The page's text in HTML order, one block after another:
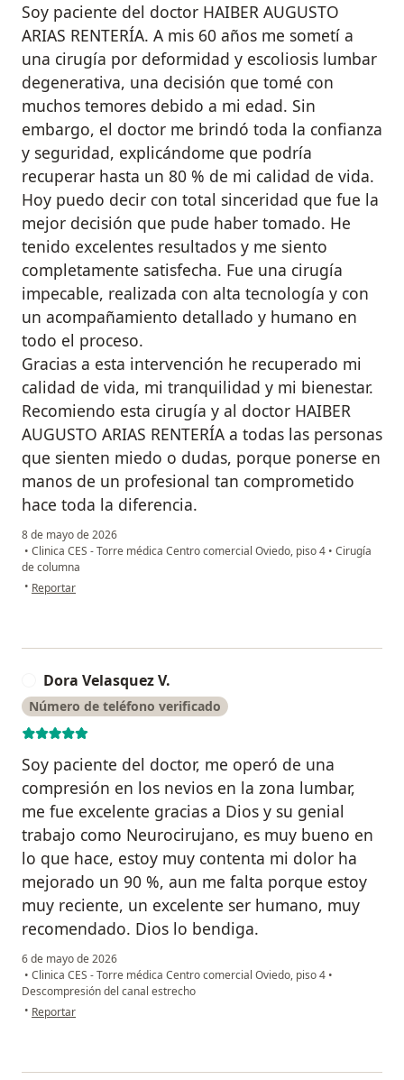
Soy paciente del doctor HAIBER AUGUSTO
ARIAS RENTERÍA. A mis 60 años me sometí a
una cirugía por deformidad y escoliosis lumbar
degenerativa, una decisión que tomé con
muchos temores debido a mi edad. Sin
embargo, el doctor me brindó toda la confianza
y seguridad, explicándome que podría
recuperar hasta un 80 % de mi calidad de vida.
Hoy puedo decir con total sinceridad que fue la
mejor decisión que pude haber tomado. He
tenido excelentes resultados y me siento
completamente satisfecha. Fue una cirugía
impecable, realizada con alta tecnología y con
un acompañamiento detallado y humano en
todo el proceso.
Gracias a esta intervención he recuperado mi
calidad de vida, mi tranquilidad y mi bienestar.
Recomiendo esta cirugía y al doctor HAIBER
AUGUSTO ARIAS RENTERÍA a todas las personas
que sienten miedo o dudas, porque ponerse en
manos de un profesional tan comprometido
hace toda la diferencia.
8 de mayo de 2026
• Clinica CES - Torre médica Centro comercial Oviedo, piso 4 • Cirugía
de columna
• en opinión del usuario Irma Cecilia moreno
Reportar
Dora Velasquez V.
Número de teléfono verificado
Soy paciente del doctor, me operó de una
compresión en los nevios en la zona lumbar,
me fue excelente gracias a Dios y su genial
trabajo como Neurocirujano, es muy bueno en
lo que hace, estoy muy contenta mi dolor ha
mejorado un 90 %, aun me falta porque estoy
muy reciente, un excelente ser humano, muy
recomendado. Dios lo bendiga.
6 de mayo de 2026
• Clinica CES - Torre médica Centro comercial Oviedo, piso 4 •
Descompresión del canal estrecho
• en opinión del usuario Dora Velasquez V.
Reportar